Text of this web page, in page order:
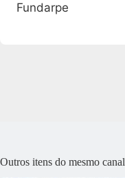
Fundarpe
Outros itens do mesmo canal